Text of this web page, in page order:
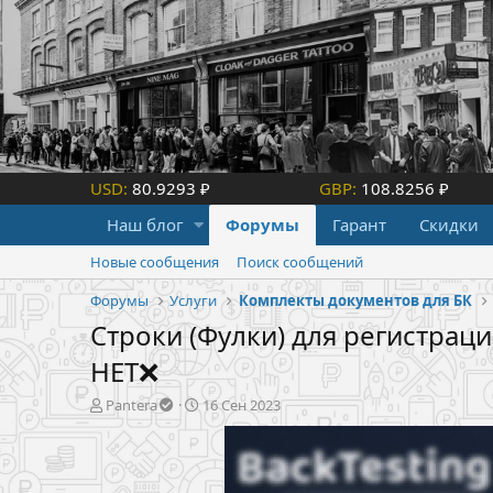
USD: 80.9293 ₽ GBP: 108.8256 ₽
Наш блог
Форумы Гарант Скидки
Новые сообщения
Поиск сообщений
Форумы
Услуги Комплекты документов для БК
Строки (Фулки) для
НЕТ❌
А
в
т
о
р
Pantera
Д
а
а
н
16 Сен 2023